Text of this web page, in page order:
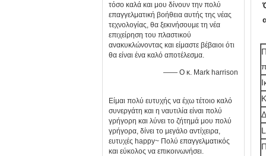
τόσο καλά και μου δίνουν την πολύ
επαγγελματική βοήθεια αυτής της νέας
τεχνολογίας, θα ξεκινήσουμε τη νέα
επιχείρηση του πλαστικού
ανακυκλώνοντας και είμαστε βέβαιοι ότι
θα είναι ένα καλό αποτέλεσμα.
—— Ο κ. Mark harrison
Είμαι πολύ ευτυχής να έχω τέτοιο καλό
συνεργάτη και η ναυτιλία είναι πολύ
γρήγορη και λύνει το ζήτημά μου πολύ
γρήγορα, δίνει το μεγάλο αντίχειρα,
ευτυχές happy~ Πολύ επαγγελματικός
και εύκολος να επικοινωνήσει.